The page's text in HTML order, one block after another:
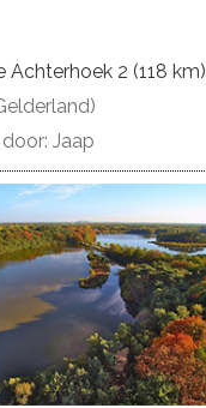
Achterhoek 2 (118 km)
Jaap